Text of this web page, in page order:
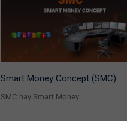
Smart Money Concept (SMC)
SMC hay Smart Money...